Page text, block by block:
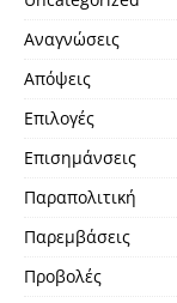
Αναγνώσεις
Απόψεις
Επιλογές
Επισημάνσεις
Παραπολιτική
Παρεμβάσεις
Προβολές